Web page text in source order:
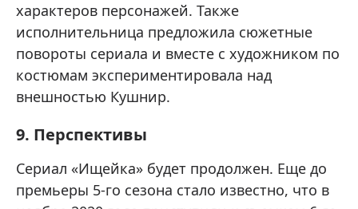
характеров персонажей. Также
исполнительница предложила сюжетные
повороты сериала и вместе с художником по
костюмам экспериментировала над
внешностью Кушнир.
9. Перспективы
Сериал «Ищейка» будет продолжен. Еще до
премьеры 5-го сезона стало известно, что в